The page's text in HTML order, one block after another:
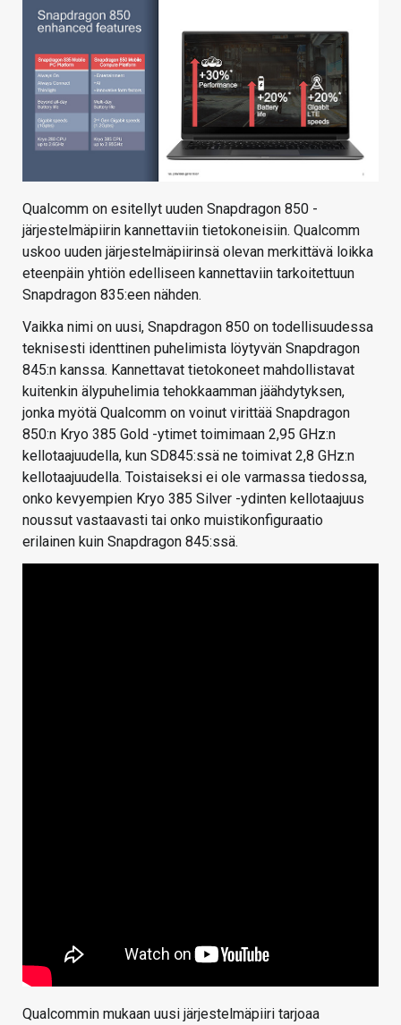
HAKU
Qualcomm on esitellyt uuden Snapdragon 850 -
järjestelmäpiirin kannettaviin tietokoneisiin. Qualcomm
uskoo uuden järjestelmäpiirinsä olevan merkittävä loikka
eteenpäin yhtiön edelliseen kannettaviin tarkoitettuun
Snapdragon 835:een nähden.
Vaikka nimi on uusi, Snapdragon 850 on todellisuudessa
teknisesti identtinen puhelimista löytyvän Snapdragon
845:n kanssa. Kannettavat tietokoneet mahdollistavat
kuitenkin älypuhelimia tehokkaamman jäähdytyksen,
jonka myötä Qualcomm on voinut virittää Snapdragon
850:n Kryo 385 Gold -ytimet toimimaan 2,95 GHz:n
kellotaajuudella, kun SD845:ssä ne toimivat 2,8 GHz:n
kellotaajuudella. Toistaiseksi ei ole varmassa tiedossa,
onko kevyempien Kryo 385 Silver -ydinten kellotaajuus
noussut vastaavasti tai onko muistikonfiguraatio
erilainen kuin Snapdragon 845:ssä.
Qualcommin mukaan uusi järjestelmäpiiri tarjoaa